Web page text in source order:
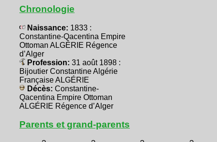
Chronologie
Naissance: 1833 :
Constantine-Qacentina Empire
Ottoman ALGÉRIE Régence
d’Alger
Profession: 31 août 1898 :
Bijoutier Constantine Algérie
Française ALGÉRIE
Décès: Constantine-
Qacentina Empire Ottoman
ALGÉRIE Régence d’Alger
Parents et grand-parents